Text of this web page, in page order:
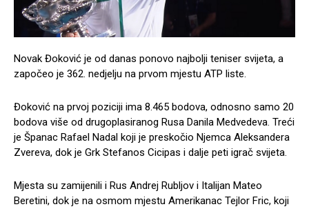
Novak Đoković je od danas ponovo najbolji teniser svijeta, a
započeo je 362. nedjelju na prvom mjestu ATP liste.
Đoković na prvoj poziciji ima 8.465 bodova, odnosno samo 20
bodova više od drugoplasiranog Rusa Danila Medvedeva. Treći
je Španac Rafael Nadal koji je preskočio Njemca Aleksandera
Zvereva, dok je Grk Stefanos Cicipas i dalje peti igrač svijeta.
Mjesta su zamijenili i Rus Andrej Rubljov i Italijan Mateo
Beretini, dok je na osmom mjestu Amerikanac Tejlor Fric, koji